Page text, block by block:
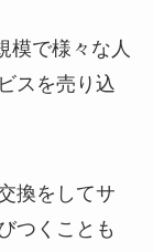
模で様々な人
スを売り込
換をしてサ
つくことも